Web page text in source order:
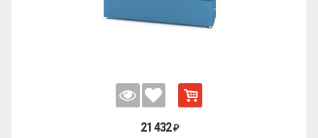
21 432 ₽